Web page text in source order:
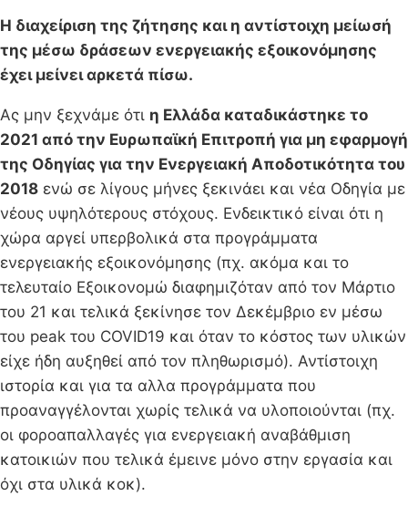
Η διαχείριση της ζήτησης και η αντίστοιχη μείωσή
της μέσω δράσεων ενεργειακής εξοικονόμησης
έχει μείνει αρκετά πίσω.
Ας μην ξεχνάμε ότι η Ελλάδα καταδικάστηκε το
2021 από την Ευρωπαϊκή Επιτροπή για μη εφαρμογή
της Οδηγίας για την Ενεργειακή Αποδοτικότητα του
2018 ενώ σε λίγους μήνες ξεκινάει και νέα Οδηγία με
νέους υψηλότερους στόχους. Ενδεικτικό είναι ότι η
χώρα αργεί υπερβολικά στα προγράμματα
ενεργειακής εξοικονόμησης (πχ. ακόμα και το
τελευταίο Εξοικονομώ διαφημιζόταν από τον Μάρτιο
του 21 και τελικά ξεκίνησε τον Δεκέμβριο εν μέσω
του peak του COVID19 και όταν το κόστος των υλικών
είχε ήδη αυξηθεί από τον πληθωρισμό). Αντίστοιχη
ιστορία και για τα αλλα προγράμματα που
προαναγγέλονται χωρίς τελικά να υλοποιούνται (πχ.
οι φοροαπαλλαγές για ενεργειακή αναβάθμιση
κατοικιών που τελικά έμεινε μόνο στην εργασία και
όχι στα υλικά κοκ).